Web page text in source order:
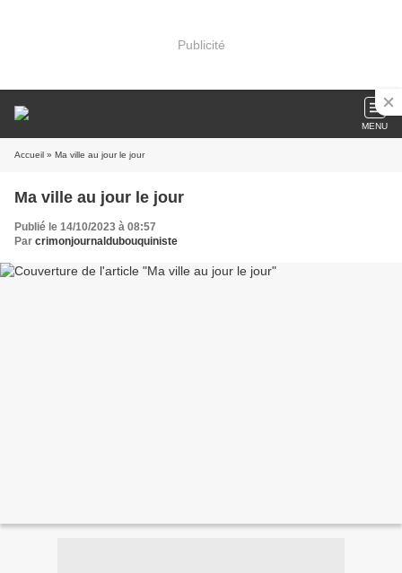
Publicité
MENU
Accueil » Ma ville au jour le jour
Ma ville au jour le jour
Publié le 14/10/2023 à 08:57
Par crimonjournaldubouquiniste